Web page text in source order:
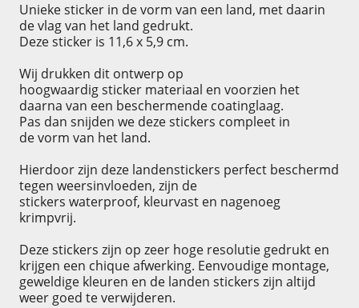
Unieke sticker in de vorm van een land, met daarin
de vlag van het land gedrukt.
Deze sticker is 11,6 x 5,9 cm.
Wij drukken dit ontwerp op
hoogwaardig sticker materiaal en voorzien het
daarna van een beschermende coatinglaag.
Pas dan snijden we deze stickers compleet in
de vorm van het land.
Hierdoor zijn deze landenstickers perfect beschermd
tegen weersinvloeden, zijn de
stickers waterproof, kleurvast en nagenoeg
krimpvrij.
Deze stickers zijn op zeer hoge resolutie gedrukt en
krijgen een chique afwerking. Eenvoudige montage,
geweldige kleuren en de landen stickers zijn altijd
weer goed te verwijderen.